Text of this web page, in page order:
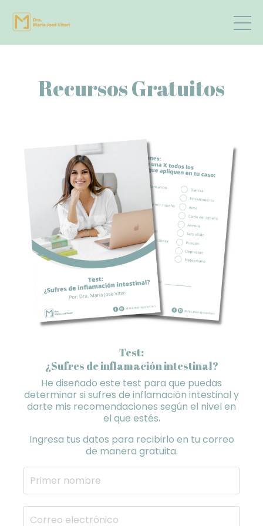
Recursos Gratuitos
Test:
¿Sufres de inflamación intestinal?
He diseñado este test para que puedas
determinar si sufres de inflamación intestinal y
darte mis recomendaciones según el nivel en
el que estés.
Ingresa tus datos para recibirlo en tu correo
de manera gratuita.